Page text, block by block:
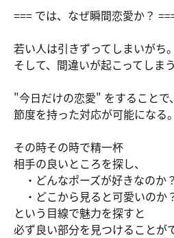
=== では、なぜ瞬間恋愛か？
若い人は引きずってしまいがち。
そして、間違いが起こってしま
"今日だけの恋愛" をすることで、
節度を持った対応が可能になる。
その時その時で精一杯
相手の良いところを探し、
・どんなポーズが好きなのか？
・どこから見ると可愛いのか
という目線で魅力を探すと
必ず良い部分を見つけることが